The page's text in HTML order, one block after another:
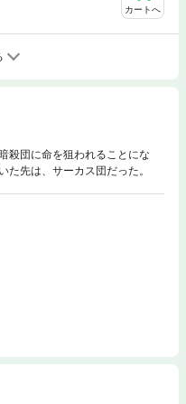
カートへ
殺団に命を狙われることにな
た先は、サーカス団だった。